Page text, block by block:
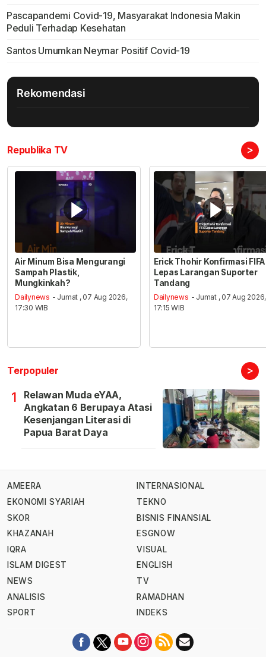
Pascapandemi Covid-19, Masyarakat Indonesia Makin
Peduli Terhadap Kesehatan
Santos Umumkan Neymar Positif Covid-19
Rekomendasi
Republika TV >
Air Minum Bisa Mengurangi
Sampah Plastik,
Mungkinkah?
Dailynews - Jumat , 07 Aug 2026,
17:30 WIB
Erick Thohir Konfirmasi FIFA
Lepas Larangan Suporter
Tandang
Dailynews - Jumat , 07 Aug 2026,
17:15 WIB
Terpopuler >
1
Relawan Muda eYAA,
Angkatan 6 Berupaya Atasi
Kesenjangan Literasi di
Papua Barat Daya
AMEERA
EKONOMI SYARIAH
SKOR
KHAZANAH
IQRA
ISLAM DIGEST
NEWS
ANALISIS
SPORT
INTERNASIONAL
TEKNO
BISNIS FINANSIAL
ESGNOW
VISUAL
ENGLISH
TV
RAMADHAN
INDEKS